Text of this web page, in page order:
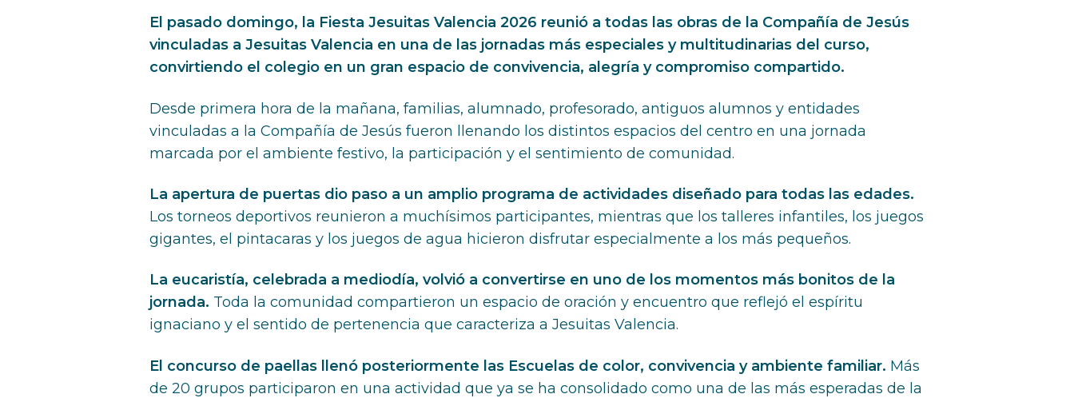
El pasado domingo, la Fiesta Jesuitas Valencia 2026 reunió a todas las obras de la Compañía de Jesús
vinculadas a Jesuitas Valencia en una de las jornadas más especiales y multitudinarias del curso,
convirtiendo el colegio en un gran espacio de convivencia, alegría y compromiso compartido.
Desde primera hora de la mañana, familias, alumnado, profesorado, antiguos alumnos y entidades
vinculadas a la Compañía de Jesús fueron llenando los distintos espacios del centro en una jornada
marcada por el ambiente festivo, la participación y el sentimiento de comunidad.
La apertura de puertas dio paso a un amplio programa de actividades diseñado para todas las edades.
Los torneos deportivos reunieron a muchísimos participantes, mientras que los talleres infantiles, los juegos
gigantes, el pintacaras y los juegos de agua hicieron disfrutar especialmente a los más pequeños.
La eucaristía, celebrada a mediodía, volvió a convertirse en uno de los momentos más bonitos de la
jornada. Toda la comunidad compartieron un espacio de oración y encuentro que reflejó el espíritu
ignaciano y el sentido de pertenencia que caracteriza a Jesuitas Valencia.
El concurso de paellas llenó posteriormente las Escuelas de color, convivencia y ambiente familiar. Más
de 20 grupos participaron en una actividad que ya se ha consolidado como una de las más esperadas de la